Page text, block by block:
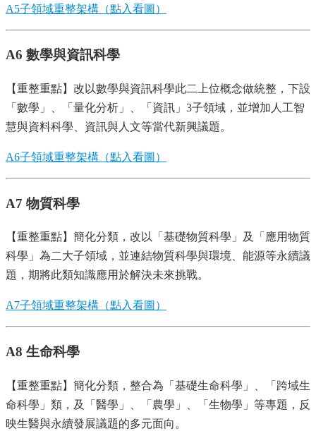
A5子領域重整架構（點入看圖）
A6 數學與資訊科學
【重整重點】改以數學與資訊科學此二上位概念做統整，下設
「數學」、「量化分析」、「資訊」3子領域，並增加人工智
慧與資料科學、資訊與人文等當代新興議題。
A6子領域重整架構（點入看圖）
A7 物質科學
【重整重點】簡化分類，改以「基礎物質科學」及「應用物質
科學」為二大子領域，並連結物質科學與環境、能源等永續議
題，期將此類知識應用於解決未來挑戰。
A7子領域重整架構（點入看圖）
A8 生命科學
【重整重點】簡化分類，整合為「基礎生命科學」、「跨域生
命科學」類，及「醫學」、「農學」、「生物學」等專題，反
映生醫與永續發展議題的多元面向。